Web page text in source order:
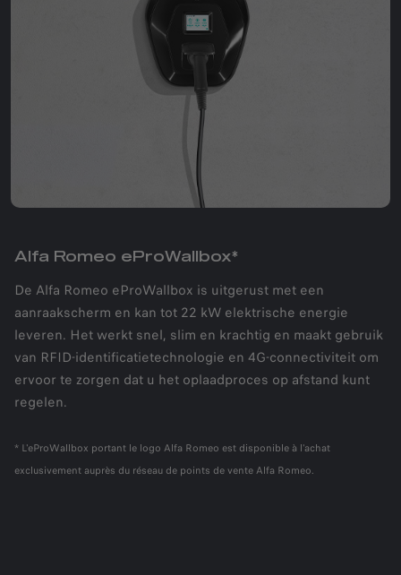
Alfa Romeo eProWallbox*
De Alfa Romeo eProWallbox is uitgerust met een
aanraakscherm en kan tot 22 kW elektrische energie
leveren. Het werkt snel, slim en krachtig en maakt gebruik
van RFID-identificatietechnologie en 4G-connectiviteit om
ervoor te zorgen dat u het oplaadproces op afstand kunt
regelen.
* L'eProWallbox portant le logo Alfa Romeo est disponible à l'achat
exclusivement auprès du réseau de points de vente Alfa Romeo.